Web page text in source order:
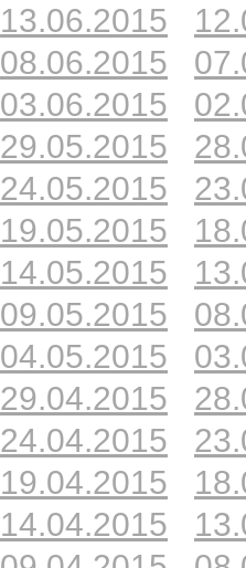
13.06.2015
08.06.2015
03.06.2015
29.05.2015
24.05.2015
19.05.2015
14.05.2015
09.05.2015
04.05.2015
29.04.2015
24.04.2015
19.04.2015
14.04.2015